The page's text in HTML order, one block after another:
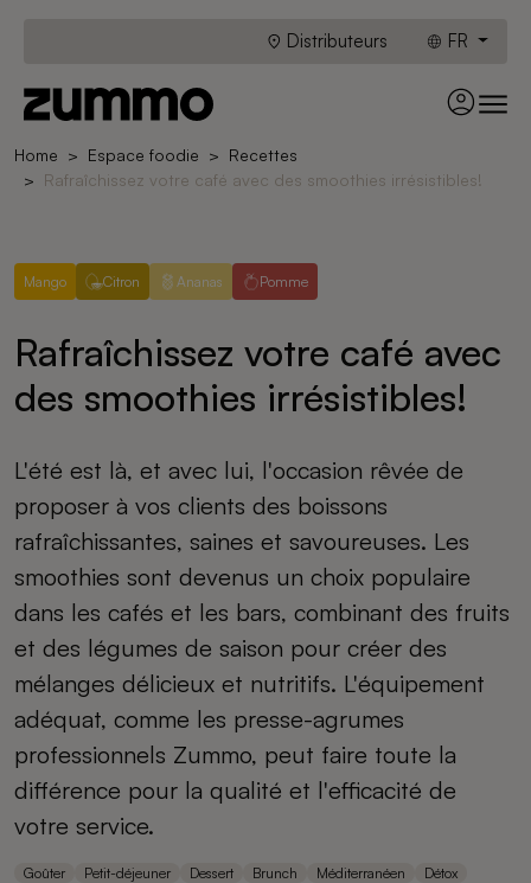
Distributeurs FR
Home Espace foodie
Recettes
Rafraîchissez votre café avec des smoothies irrésistibles!
Mango Citron Ananas Pomme
Rafraîchissez votre café avec
des smoothies irrésistibles!
L'été est là, et avec lui, l'occasion rêvée de
proposer à vos clients des boissons
rafraîchissantes, saines et savoureuses. Les
smoothies sont devenus un choix populaire
dans les cafés et les bars, combinant des fruits
et des légumes de saison pour créer des
mélanges délicieux et nutritifs. L'équipement
adéquat, comme les presse-agrumes
professionnels Zummo, peut faire toute la
différence pour la qualité et l'efficacité de
votre service.
Goûter Petit-déjeuner Dessert Brunch Méditerranéen
Détox